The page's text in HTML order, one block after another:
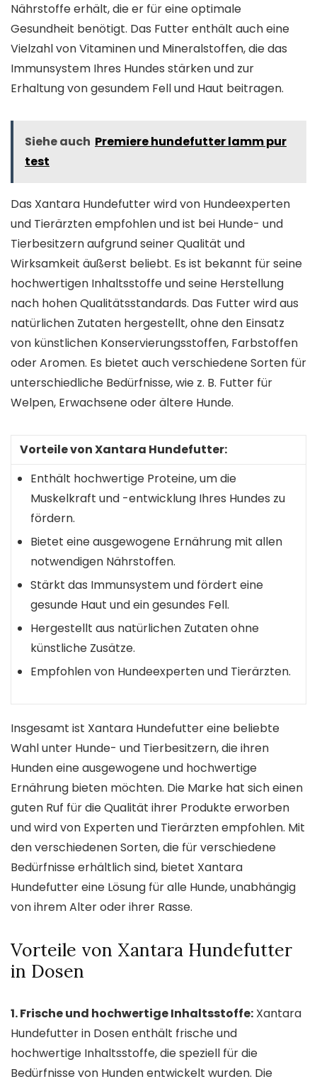
Nährstoffe erhält, die er für eine optimale
Gesundheit benötigt. Das Futter enthält auch eine
Vielzahl von Vitaminen und Mineralstoffen, die das
Immunsystem Ihres Hundes stärken und zur
Erhaltung von gesundem Fell und Haut beitragen.
Siehe auch Premiere hundefutter lamm pur
test
Das Xantara Hundefutter wird von Hundeexperten
und Tierärzten empfohlen und ist bei Hunde- und
Tierbesitzern aufgrund seiner Qualität und
Wirksamkeit äußerst beliebt. Es ist bekannt für seine
hochwertigen Inhaltsstoffe und seine Herstellung
nach hohen Qualitätsstandards. Das Futter wird aus
natürlichen Zutaten hergestellt, ohne den Einsatz
von künstlichen Konservierungsstoffen, Farbstoffen
oder Aromen. Es bietet auch verschiedene Sorten für
unterschiedliche Bedürfnisse, wie z. B. Futter für
Welpen, Erwachsene oder ältere Hunde.
Vorteile von Xantara Hundefutter:
Enthält hochwertige Proteine, um die
Muskelkraft und -entwicklung Ihres Hundes zu
fördern.
Bietet eine ausgewogene Ernährung mit allen
notwendigen Nährstoffen.
Stärkt das Immunsystem und fördert eine
gesunde Haut und ein gesundes Fell.
Hergestellt aus natürlichen Zutaten ohne
künstliche Zusätze.
Empfohlen von Hundeexperten und Tierärzten.
Insgesamt ist Xantara Hundefutter eine beliebte
Wahl unter Hunde- und Tierbesitzern, die ihren
Hunden eine ausgewogene und hochwertige
Ernährung bieten möchten. Die Marke hat sich einen
guten Ruf für die Qualität ihrer Produkte erworben
und wird von Experten und Tierärzten empfohlen. Mit
den verschiedenen Sorten, die für verschiedene
Bedürfnisse erhältlich sind, bietet Xantara
Hundefutter eine Lösung für alle Hunde, unabhängig
von ihrem Alter oder ihrer Rasse.
Vorteile von Xantara Hundefutter
in Dosen
1. Frische und hochwertige Inhaltsstoffe: Xantara
Hundefutter in Dosen enthält frische und
hochwertige Inhaltsstoffe, die speziell für die
Bedürfnisse von Hunden entwickelt wurden. Die